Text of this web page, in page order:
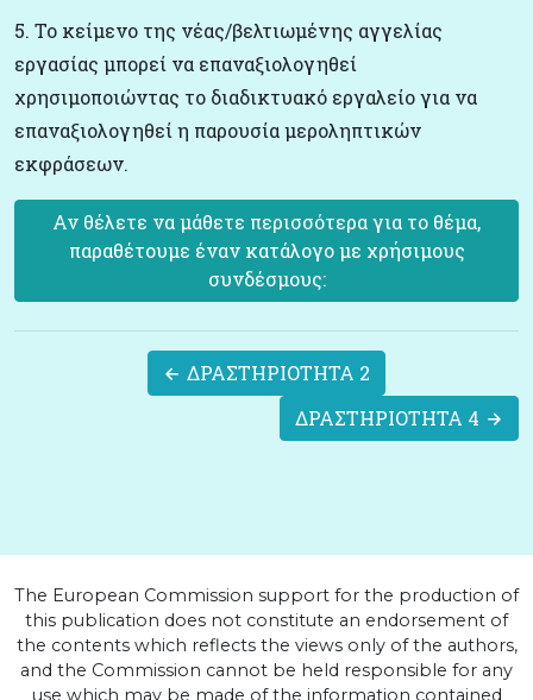
5. Το κείμενο της νέας/βελτιωμένης αγγελίας
εργασίας μπορεί να επαναξιολογηθεί
χρησιμοποιώντας το διαδικτυακό εργαλείο για να
επαναξιολογηθεί η παρουσία μεροληπτικών
εκφράσεων.
Αν θέλετε να μάθετε περισσότερα για το θέμα,
παραθέτουμε έναν κατάλογο με χρήσιμους
συνδέσμους:
ΔΡΑΣΤΗΡΙOΤΗΤΑ 2
ΔΡΑΣΤΗΡΙOΤΗΤΑ 4
The European Commission support for the production of
this publication does not constitute an endorsement of
the contents which reflects the views only of the authors,
and the Commission cannot be held responsible for any
use which may be made of the information contained